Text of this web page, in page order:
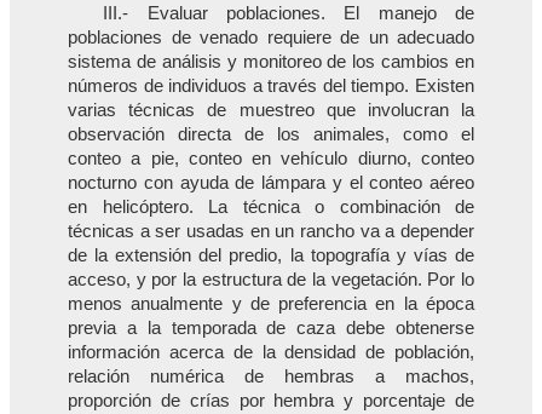
III.- Evaluar poblaciones. El manejo de
poblaciones de venado requiere de un adecuado
sistema de análisis y monitoreo de los cambios en
números de individuos a través del tiempo. Existen
varias técnicas de muestreo que involucran la
observación directa de los animales, como el
conteo a pie, conteo en vehículo diurno, conteo
nocturno con ayuda de lámpara y el conteo aéreo
en helicóptero. La técnica o combinación de
técnicas a ser usadas en un rancho va a depender
de la extensión del predio, la topografía y vías de
acceso, y por la estructura de la vegetación. Por lo
menos anualmente y de preferencia en la época
previa a la temporada de caza debe obtenerse
información acerca de la densidad de población,
relación numérica de hembras a machos,
proporción de crías por hembra y porcentaje de